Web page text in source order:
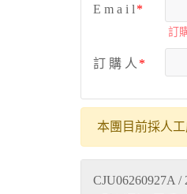
E m a i l
訂
訂 購 人
本團目前採人
CJU06260927A /